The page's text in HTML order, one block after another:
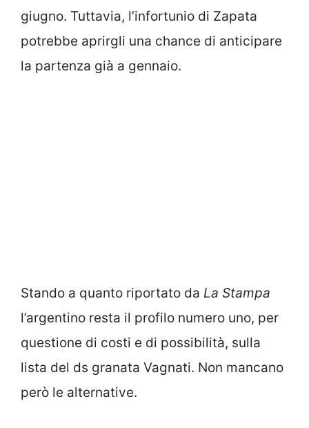
giugno. Tuttavia, l’infortunio di Zapata
potrebbe aprirgli una chance di anticipare
la partenza già a gennaio.
Stando a quanto riportato da La Stampa
l’argentino resta il profilo numero uno, per
questione di costi e di possibilità, sulla
lista del ds granata Vagnati. Non mancano
però le alternative.